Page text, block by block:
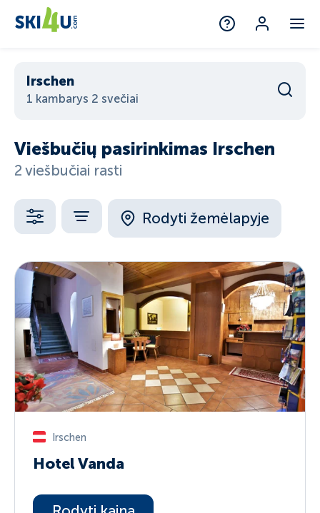
Irschen
1 kambarys 2 svečiai
Viešbučių pasirinkimas Irschen
2 viešbučiai rasti
Rodyti žemėlapyje
Irschen
Hotel Vanda